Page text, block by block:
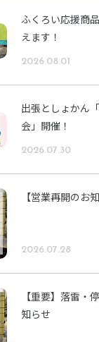
ふくろい応援商
えます！
2026.08.01
出張としょかん
会」開催！
2026.07.30
【営業再開のお
2026.07.28
【重要】落雷・
知らせ